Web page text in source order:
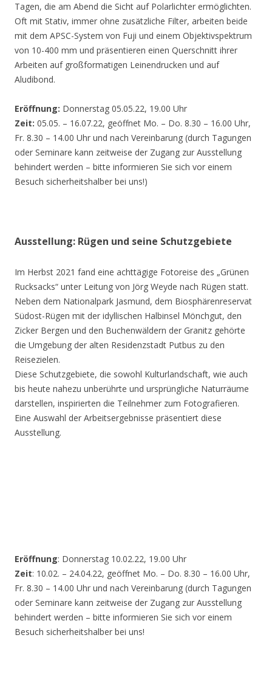
Tagen, die am Abend die Sicht auf Polarlichter ermöglichten.
Oft mit Stativ, immer ohne zusätzliche Filter, arbeiten beide
mit dem APSC-System von Fuji und einem Objektivspektrum
von 10-400 mm und präsentieren einen Querschnitt ihrer
Arbeiten auf großformatigen Leinendrucken und auf
Aludibond.
Eröffnung: Donnerstag 05.05.22, 19.00 Uhr
Zeit: 05.05. – 16.07.22, geöffnet Mo. – Do. 8.30 – 16.00 Uhr,
Fr. 8.30 – 14.00 Uhr und nach Vereinbarung (durch Tagungen
oder Seminare kann zeitweise der Zugang zur Ausstellung
behindert werden – bitte informieren Sie sich vor einem
Besuch sicherheitshalber bei uns!)
Ausstellung: Rügen und seine Schutzgebiete
Im Herbst 2021 fand eine achttägige Fotoreise des „Grünen
Rucksacks“ unter Leitung von Jörg Weyde nach Rügen statt.
Neben dem Nationalpark Jasmund, dem Biosphärenreservat
Südost-Rügen mit der idyllischen Halbinsel Mönchgut, den
Zicker Bergen und den Buchenwäldern der Granitz gehörte
die Umgebung der alten Residenzstadt Putbus zu den
Reisezielen.
Diese Schutzgebiete, die sowohl Kulturlandschaft, wie auch
bis heute nahezu unberührte und ursprüngliche Naturräume
darstellen, inspirierten die Teilnehmer zum Fotografieren.
Eine Auswahl der Arbeitsergebnisse präsentiert diese
Ausstellung.
Eröffnung: Donnerstag 10.02.22, 19.00 Uhr
Zeit: 10.02. – 24.04.22, geöffnet Mo. – Do. 8.30 – 16.00 Uhr,
Fr. 8.30 – 14.00 Uhr und nach Vereinbarung (durch Tagungen
oder Seminare kann zeitweise der Zugang zur Ausstellung
behindert werden – bitte informieren Sie sich vor einem
Besuch sicherheitshalber bei uns!